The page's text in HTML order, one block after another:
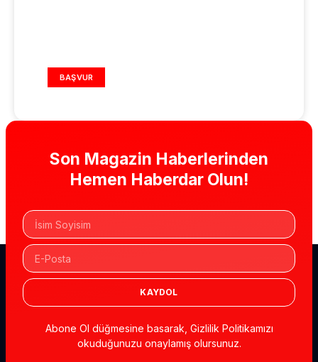
BAŞVUR
Son Magazin Haberlerinden
Hemen Haberdar Olun!
KAYDOL
Abone Ol düğmesine basarak, Gizlilik Politikamızı
okuduğunuzu onaylamış olursunuz.